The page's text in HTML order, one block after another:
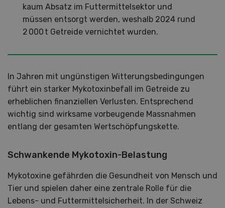
kaum Absatz im Futtermittelsektor und
müssen entsorgt werden, weshalb 2024 rund
2 000 t Getreide vernichtet wurden.
In Jahren mit ungünstigen Witterungsbedingungen
führt ein starker Mykotoxinbefall im Getreide zu
erheblichen finanziellen Verlusten. Entsprechend
wichtig sind wirksame vorbeugende Massnahmen
entlang der gesamten Wertschöpfungskette.
Schwankende Mykotoxin-Belastung
Mykotoxine gefährden die Gesundheit von Mensch und
Tier und spielen daher eine zentrale Rolle für die
Lebens- und Futtermittelsicherheit. In der Schweiz